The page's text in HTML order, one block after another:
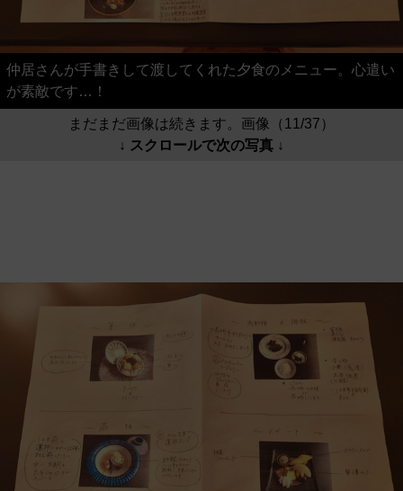
仲居さんが手書きして渡してくれた夕食のメニュー。心遣い
が素敵です…！
まだまだ画像は続きます。画像（11/37）
↓ スクロールで次の写真 ↓